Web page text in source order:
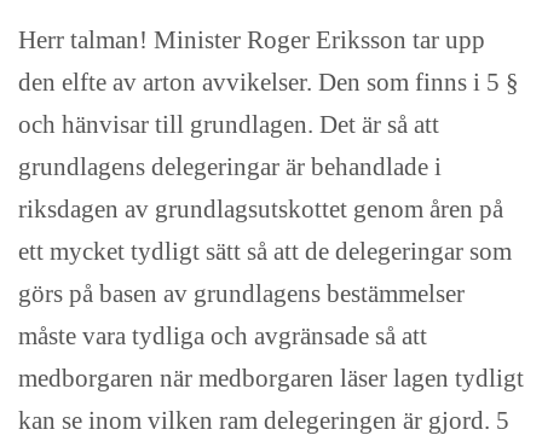
Herr talman! Minister Roger Eriksson tar upp
den elfte av arton avvikelser. Den som finns i 5 §
och hänvisar till grundlagen. Det är så att
grundlagens delegeringar är behandlade i
riksdagen av grundlagsutskottet genom åren på
ett mycket tydligt sätt så att de delegeringar som
görs på basen av grundlagens bestämmelser
måste vara tydliga och avgränsade så att
medborgaren när medborgaren läser lagen tydligt
kan se inom vilken ram delegeringen är gjord. 5